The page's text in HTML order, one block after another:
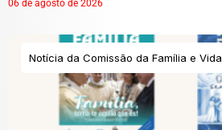
06 de agosto de 2026
Notícia da Comissão da Família e Vida